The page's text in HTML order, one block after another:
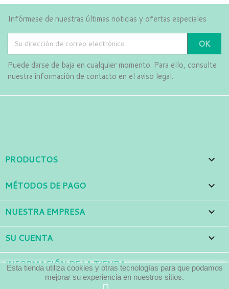
Infórmese de nuestras últimas noticias y ofertas especiales
Puede darse de baja en cualquier momento. Para ello, consulte
nuestra información de contacto en el aviso legal.
PRODUCTOS 
MÉTODOS DE PAGO 
NUESTRA EMPRESA 
SU CUENTA 
INFORMACIÓN DE LA TIENDA
Esta tienda utiliza cookies y otras tecnologías para que podamos
mejorar su experiencia en nuestros sitios.
© 2026 - Desarrollado por 3Ditalo